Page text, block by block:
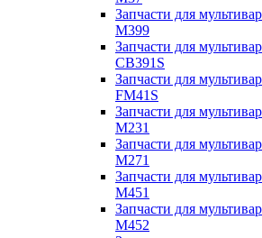
Запчасти для
M399
Запчасти для
CB391S
Запчасти для
FM41S
Запчасти для
M231
Запчасти для
M271
Запчасти для
M451
Запчасти для
M452